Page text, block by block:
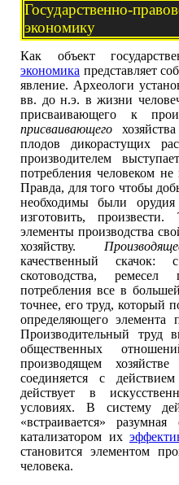
Государственно-
экономику
Как объект
экономика представляет
явление. Археологи
вв. до н.э. в жизни
присваивающего к
присваивающего
плодов дикорастущих
производителем
потребления человеком
Правда, для того чтобы
необходимы были орудия
изготовить,
элементы производства
хозяйству.
качественный скачок:
скотоводства, ремесел
потребления все в
точнее, его труд, который
определяющего элемента
Производительный
общественных
производящем
соединяется с
действует в
условиях. В систему
«встраивается»
катализатором их
становится элементом
человека.